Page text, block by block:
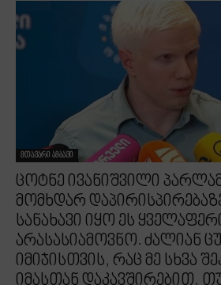
მთავარი ამბავი
ცოტნე ივანიშვილი
მომხდარ
სანახავი იყო ეს
არასასიამოვნო. ძალიან
იმიჯისთვის, რაც მე სხვა
იმასთან დაკავშირებით,